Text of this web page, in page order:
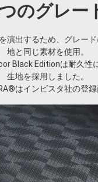
のグレー
演出するため、グレー
地と同じ素材を使用。
Black Editionは耐久性
生地を採用しました。
はインビスタ社の登